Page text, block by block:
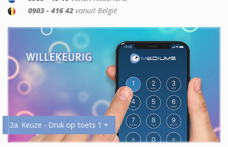
0903 - 416 42 vanuit België
2a. Keuze - Druk op toets 1 +